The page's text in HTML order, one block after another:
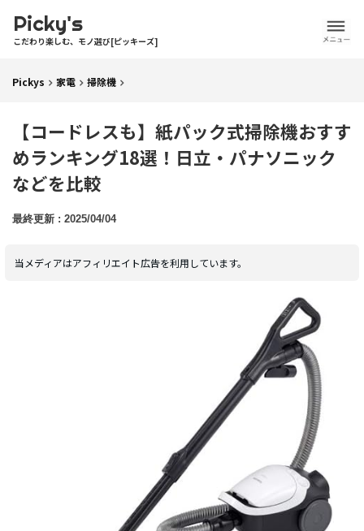
Picky's
こだわり楽しむ、モノ選び[ピッキーズ]
Pickys 家電 掃除機
【コードレスも】紙パック式掃除機おすす
めランキング18選！日立・パナソニック
などを比較
2025/04/04
当メディアはアフィリエイト広告を利用しています。